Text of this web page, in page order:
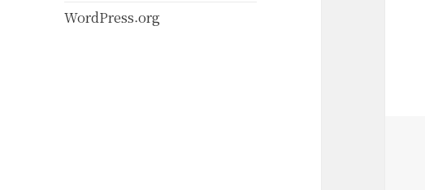
WordPress.org